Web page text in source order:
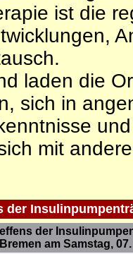
ist die
laden die
sich in
mit
der
der
am Samstag,